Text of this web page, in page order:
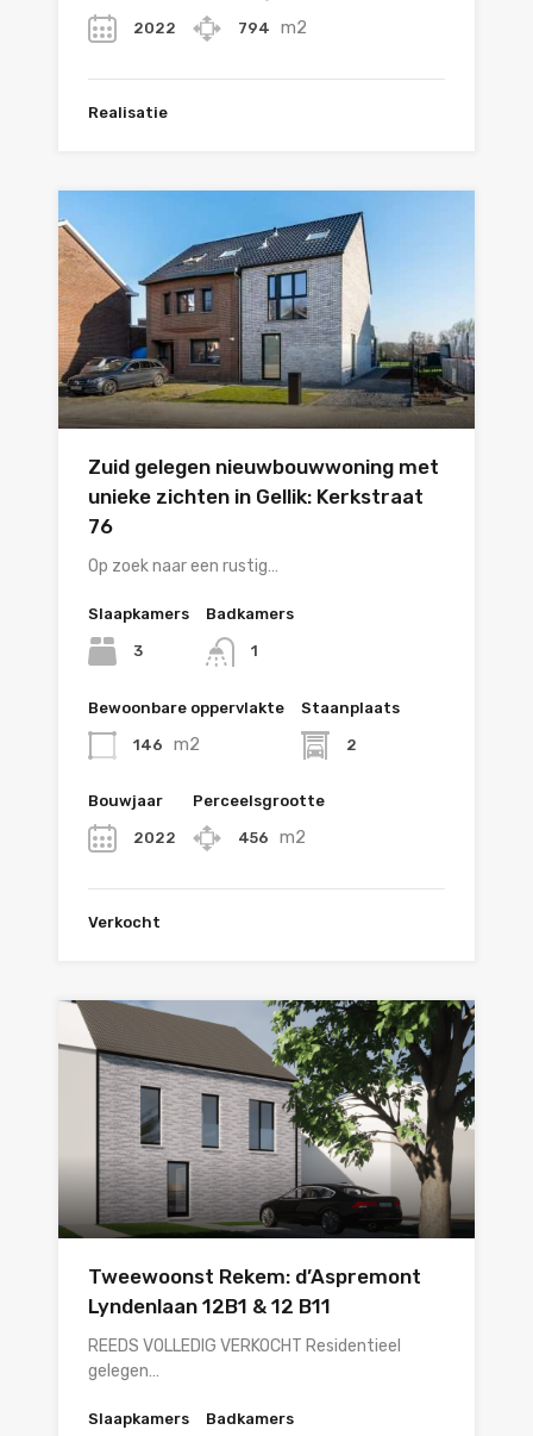
2022 794 m2
Realisatie
Zuid gelegen nieuwbouwwoning met
unieke zichten in Gellik: Kerkstraat
76
Op zoek naar een rustig…
Slaapkamers
3
Badkamers
1
Bewoonbare oppervlakte
146 m2
Staanplaats
2
Bouwjaar
2022
Perceelsgrootte
456 m2
Verkocht
Tweewoonst Rekem: d’Aspremont
Lyndenlaan 12B1 & 12 B11
REEDS VOLLEDIG VERKOCHT Residentieel
gelegen…
Slaapkamers Badkamers